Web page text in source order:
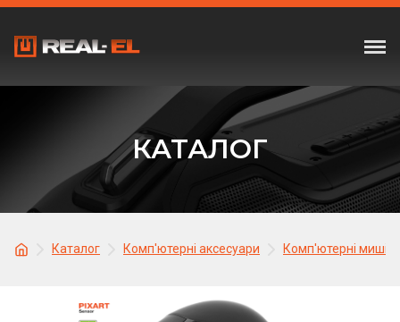
КАТАЛОГ
Каталог Комп'ютерні аксесуари Комп'ютерні миші